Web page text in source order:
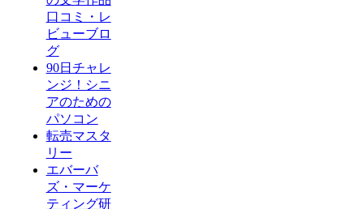
口コミ・レ
ビューブロ
グ
90日チャレ
ンジ！シニ
アのための
パソコン
転売マスタ
リー
エバーバ
ズ・マーケ
ティング研